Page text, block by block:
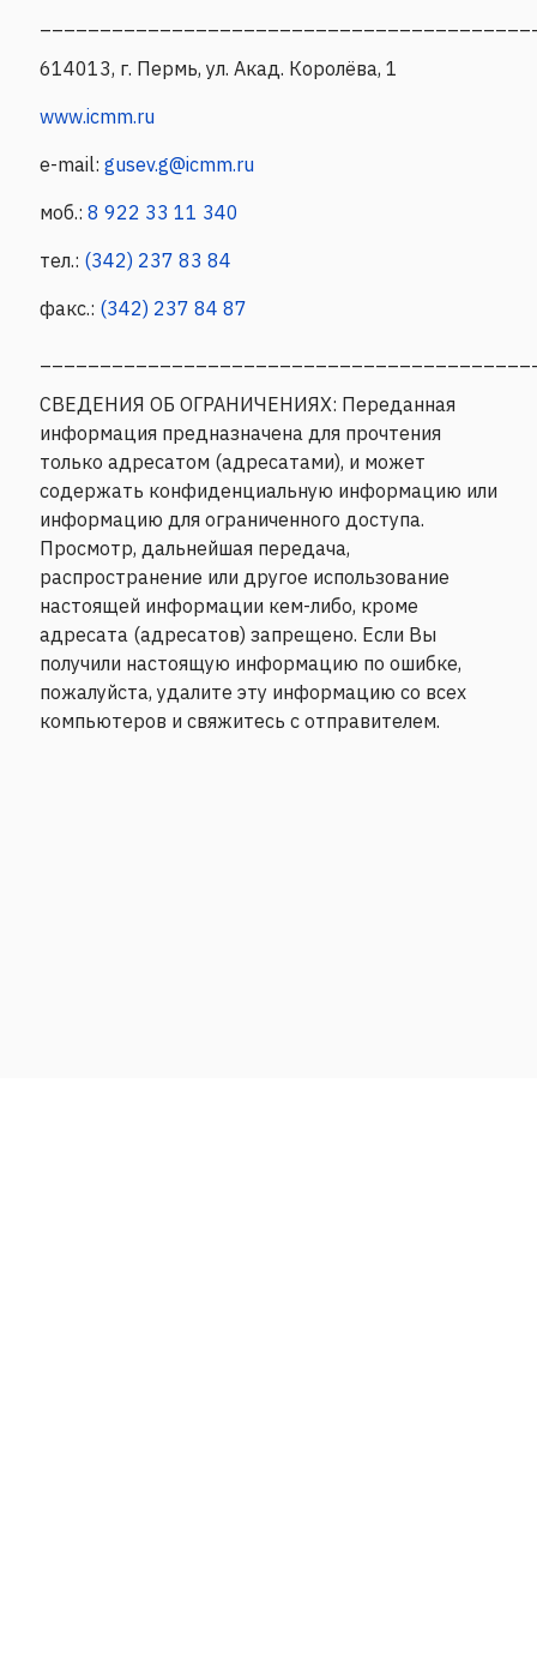
614013, г. Пермь, ул. Акад. Королёва, 1
www.icmm.ru
e-mail: gusev.g@icmm.ru
моб.: 8 922 33 11 340
тел.: (342) 237 83 84
факс.: (342) 237 84 87
СВЕДЕНИЯ ОБ ОГРАНИЧЕНИЯХ: Переданная
информация предназначена для прочтения
только адресатом (адресатами), и может
содержать конфиденциальную информацию или
информацию для ограниченного доступа.
Просмотр, дальнейшая передача,
распространение или другое использование
настоящей информации кем-либо, кроме
адресата (адресатов) запрещено. Если Вы
получили настоящую информацию по ошибке,
пожалуйста, удалите эту информацию со всех
компьютеров и свяжитесь с отправителем.